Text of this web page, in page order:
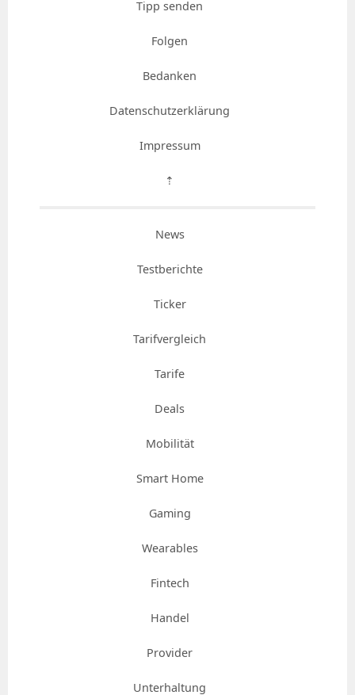
Tipp senden
Folgen
Bedanken
Datenschutzerklärung
Impressum
⇡
News
Testberichte
Ticker
Tarifvergleich
Tarife
Deals
Mobilität
Smart Home
Gaming
Wearables
Fintech
Handel
Provider
Unterhaltung